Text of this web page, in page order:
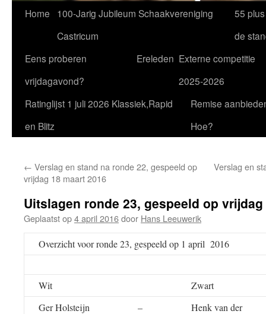
Home
100-Jarig Jubileum Schaakvereniging
Castricum
55
de
Eens proberen
vrijdagavond?
Ereleden Externe competitie
2025-2026
Ratinglijst 1 juli 2026 Klassiek,Rapid
en Blitz
Remise
Hoe?
← Verslag en stand na ronde 22, gespeeld op
vrijdag 18 maart 2016
Verslag en
Uitslagen ronde 23, gespeeld op
Geplaatst op4 april 2016door Hans Leeuwerik
Overzicht voor ronde 23, gespeeld op 1 april 2016
Wit
Zwart
Ger Holsteijn
–
Henk van der